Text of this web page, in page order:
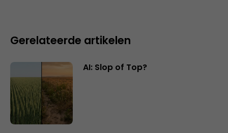
Gerelateerde artikelen
AI: Slop of Top?